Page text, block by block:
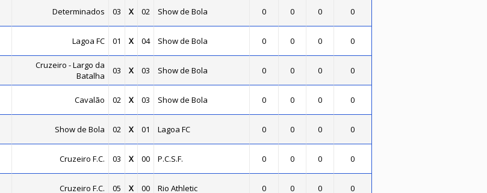
Determinados 03 X 02 Show de Bola 0 0 0 0
Lagoa FC 01 X 04 Show de Bola 0 0 0 0
Cruzeiro - Largo da
Batalha
03 X 03 Show de Bola 0 0 0 0
Cavalão 02 X 03 Show de Bola 0 0 0 0
Show de Bola 02 X 01 Lagoa FC 0 0 0 0
Cruzeiro F.C. 03 X 00 P.C.S.F. 0 0 0 0
Cruzeiro F.C. 05 X 00 Rio Athletic 0 0 0 0